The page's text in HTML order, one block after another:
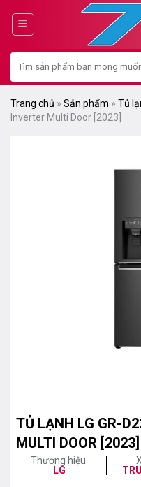
dung
kiếm:
Trang chủ » Sản phẩm » Tủ
Inverter Multi Door [2023]
TỦ LẠNH LG GR-
MULTI DOOR [2023]
Thương hiệu
LG